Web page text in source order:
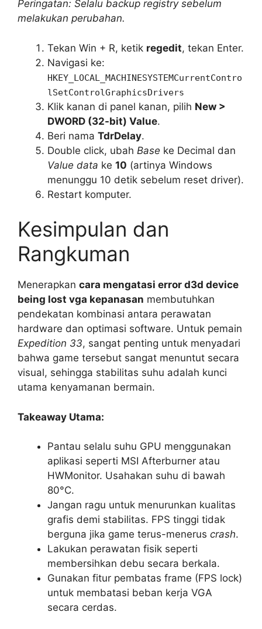
Peringatan: Selalu backup registry sebelum
melakukan perubahan.
Tekan Win + R, ketik regedit, tekan Enter.
Navigasi ke:
HKEY_LOCAL_MACHINESYSTEMCurrentContro
lSetControlGraphicsDrivers
Klik kanan di panel kanan, pilih New >
DWORD (32-bit) Value.
Beri nama TdrDelay.
Double click, ubah Base ke Decimal dan
Value data ke 10 (artinya Windows
menunggu 10 detik sebelum reset driver).
Restart komputer.
Kesimpulan dan
Rangkuman
Menerapkan cara mengatasi error d3d device
being lost vga kepanasan membutuhkan
pendekatan kombinasi antara perawatan
hardware dan optimasi software. Untuk pemain
Expedition 33, sangat penting untuk menyadari
bahwa game tersebut sangat menuntut secara
visual, sehingga stabilitas suhu adalah kunci
utama kenyamanan bermain.
Takeaway Utama:
Pantau selalu suhu GPU menggunakan
aplikasi seperti MSI Afterburner atau
HWMonitor. Usahakan suhu di bawah
80°C.
Jangan ragu untuk menurunkan kualitas
grafis demi stabilitas. FPS tinggi tidak
berguna jika game terus-menerus crash.
Lakukan perawatan fisik seperti
membersihkan debu secara berkala.
Gunakan fitur pembatas frame (FPS lock)
untuk membatasi beban kerja VGA
secara cerdas.